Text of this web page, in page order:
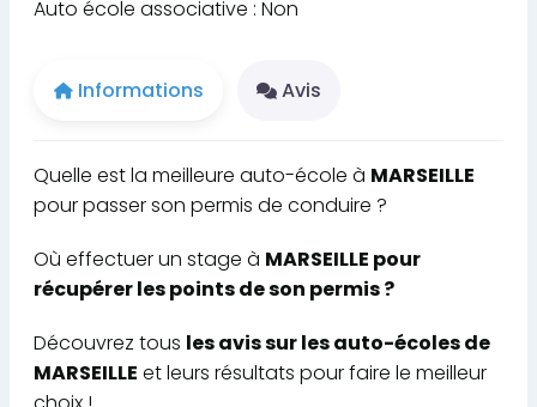
Auto école associative : Non
Informations Avis
Quelle est la meilleure auto-école à MARSEILLE
pour passer son permis de conduire ?
Où effectuer un stage à MARSEILLE pour
récupérer les points de son permis ?
Découvrez tous les avis sur les auto-écoles de
MARSEILLE et leurs résultats pour faire le meilleur